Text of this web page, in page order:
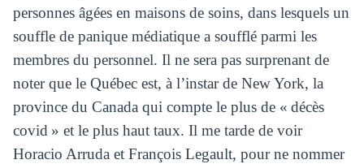
personnes âgées en maisons de soins, dans lesquels un
souffle de panique médiatique a soufflé parmi les
membres du personnel. Il ne sera pas surprenant de
noter que le Québec est, à l’instar de New York, la
province du Canada qui compte le plus de « décès
covid » et le plus haut taux. Il me tarde de voir
Horacio Arruda et François Legault, pour ne nommer